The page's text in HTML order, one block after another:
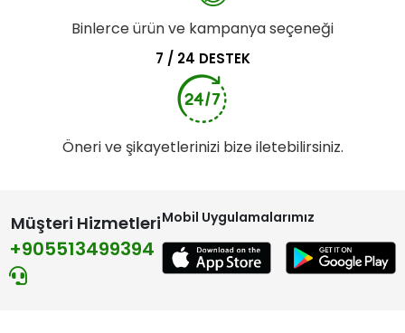
Binlerce ürün ve kampanya seçeneği
7 / 24 DESTEK
Öneri ve şikayetlerinizi bize iletebilirsiniz.
Müşteri Hizmetleri
+905513499394
Mobil Uygulamalarımız